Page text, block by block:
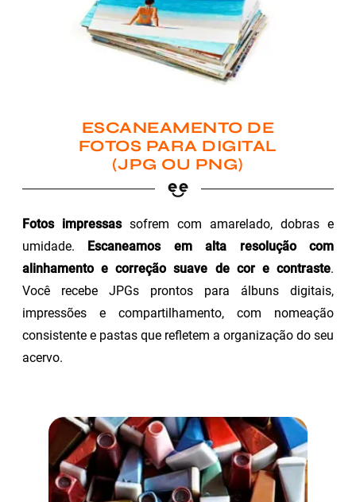
ESCANEAMENTO DE
FOTOS PARA DIGITAL
(JPG OU PNG)
Fotos impressassofrem com amarelado, dobras e
umidade. Escaneamos em alta resolução com
alinhamento e correção suave de cor e contraste.
Você recebe JPGs prontos para álbuns digitais,
impressões e compartilhamento, com nomeação
consistente e pastas que refletem a organização do seu
acervo.